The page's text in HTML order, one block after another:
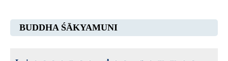
BUDDHA ŚĀKYAMUNI